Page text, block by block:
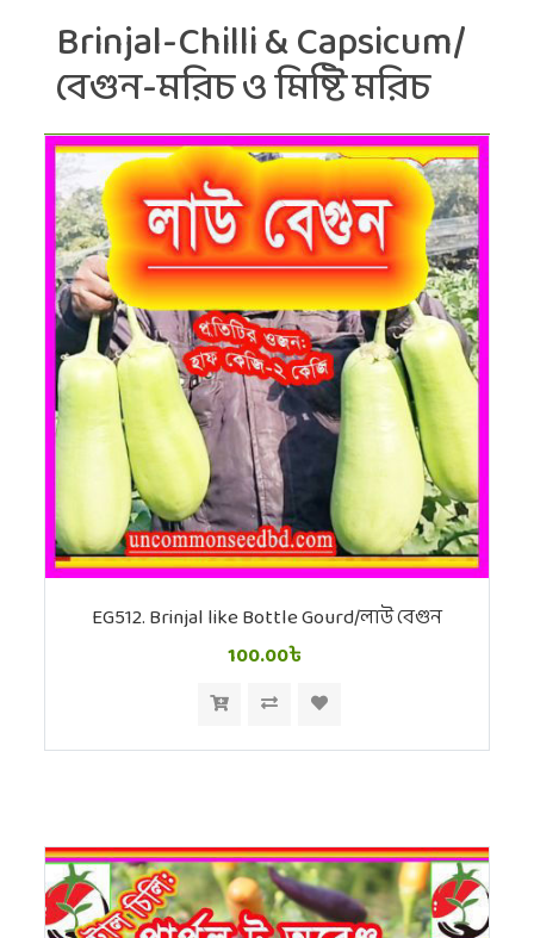
Brinjal-Chilli & Capsicum/
বেগুন-মরিচ ও মিষ্টি মরিচ
EG512. Brinjal like Bottle Gourd/লাউ বেগুন
100.00৳